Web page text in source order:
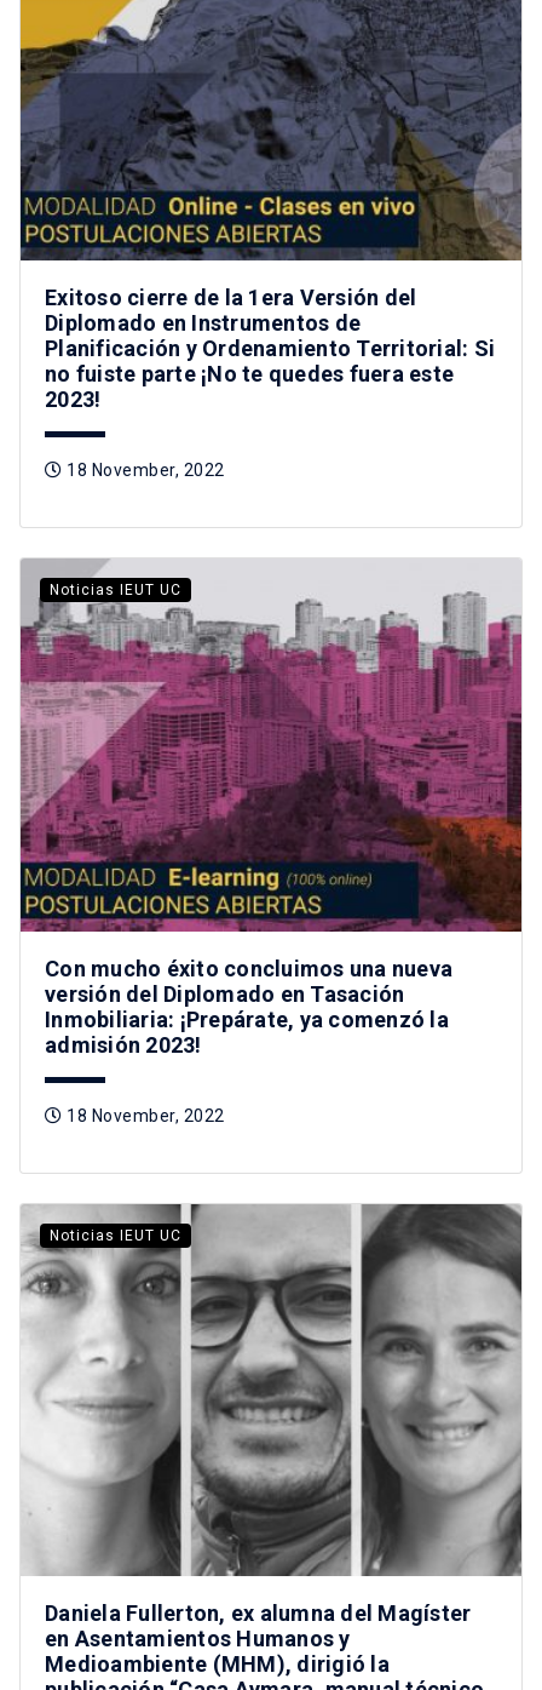
Exitoso cierre de la 1era Versión del
Diplomado en Instrumentos de
Planificación y Ordenamiento Territorial: Si
no fuiste parte ¡No te quedes fuera este
2023!
18 November, 2022
Noticias IEUT UC
Con mucho éxito concluimos una nueva
versión del Diplomado en Tasación
Inmobiliaria: ¡Prepárate, ya comenzó la
admisión 2023!
18 November, 2022
Noticias IEUT UC
Daniela Fullerton, ex alumna del Magíster
en Asentamientos Humanos y
Medioambiente (MHM), dirigió la